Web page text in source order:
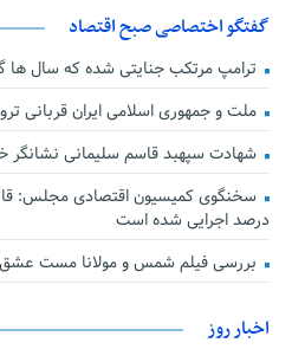
گفتگو اختصاصی صبح اقتصاد
ترامپ مرتکب جنایتی شده که سال ها
ملت و جمهوری اسلامی ایران قربانی
شهادت سپهبد قاسم سلیمانی نشانگر
درصد اجرایی شده است
بررسی فیلم شمس و مولانا مست عشق
اخبار روز